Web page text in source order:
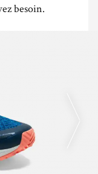
besoin.